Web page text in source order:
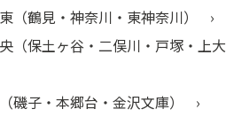
（鶴見・神奈川・東神奈川）
（保土ヶ谷・二俣川・戸塚・上大
磯子・本郷台・金沢文庫）